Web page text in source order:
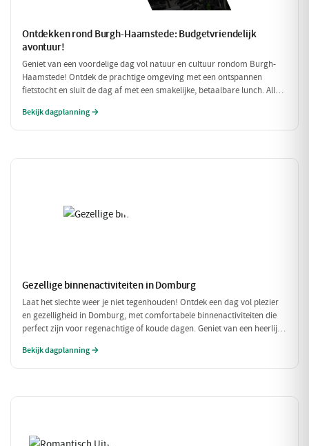
Ontdekken rond Burgh-Haamstede: Budgetvriendelijk
avontuur!
Geniet van een voordelige dag vol natuur en cultuur rondom Burgh-
Haamstede! Ontdek de prachtige omgeving met een ontspannen
fietstocht en sluit de dag af met een smakelijke, betaalbare lunch. Alle
de portemonnee te veel te belasten!
Bekijk dagplanning →
Gezellige binnenactiviteiten in Domburg
Laat het slechte weer je niet tegenhouden! Ontdek een dag vol plezier
en gezelligheid in Domburg, met comfortabele binnenactiviteiten die
perfect zijn voor regenachtige of koude dagen. Geniet van een heerlijke
Bekijk dagplanning →